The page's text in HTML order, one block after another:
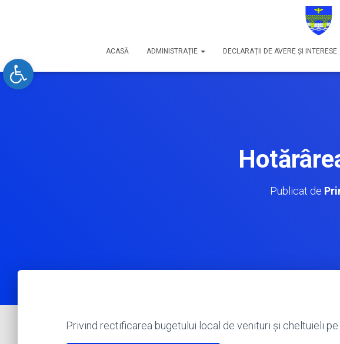
Open toolbar
ACASĂ ADMINISTRAȚIE DECLARAȚII DE AVERE ȘI INTERESE
Publicat de
Privind rectificarea bugetului local de venituri și cheltuieli pe